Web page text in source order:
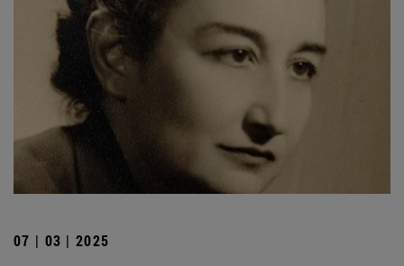
07 | 03 | 2025